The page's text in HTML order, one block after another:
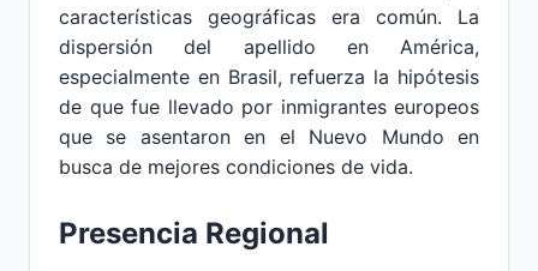
características geográficas era común. La
dispersión del apellido en América,
especialmente en Brasil, refuerza la hipótesis
de que fue llevado por inmigrantes europeos
que se asentaron en el Nuevo Mundo en
busca de mejores condiciones de vida.
Presencia Regional